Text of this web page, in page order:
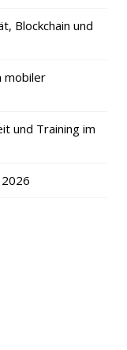
Blockchain und
mobiler
und Training im